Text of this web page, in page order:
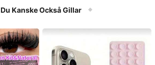
Du Kanske Också Gillar